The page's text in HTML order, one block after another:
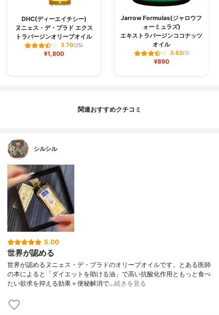
DHC(ディーエイチシー)
ヌニェス・デ・プラド エクス
トラバージンオリーブオイル
3.70(25)
¥1,800
Jarrow Formulas(ジャロウフ
ォーミュラズ)
エキストラバージンココナッツ
オイル
3.62(1)
¥890
関連おすすめクチコミ
シルシル
5.00
世界が認める
世界が認めるヌニェス・デ・プラドのオリーブオイルです。とある医師
の本によると「ダイエットを助ける油」で高い抗酸化作用ともっと食べ
たい欲求を抑える効果＋便秘解消で…続きを見る